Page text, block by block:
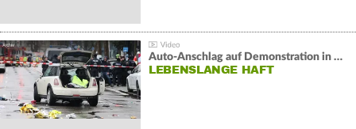
Auto-Anschlag auf Demonstration in München:
LEBENSLANGE HAFT